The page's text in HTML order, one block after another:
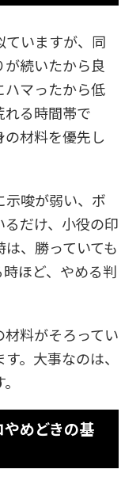
ていますが、同
が続いたから良
ハマったから低
れる時間帯で
材料を優先し
示唆が弱い、ボ
だけ、小役の印
、勝っていても
ほど、やめる判
料がそろってい
。大事なのは、
めどきの基